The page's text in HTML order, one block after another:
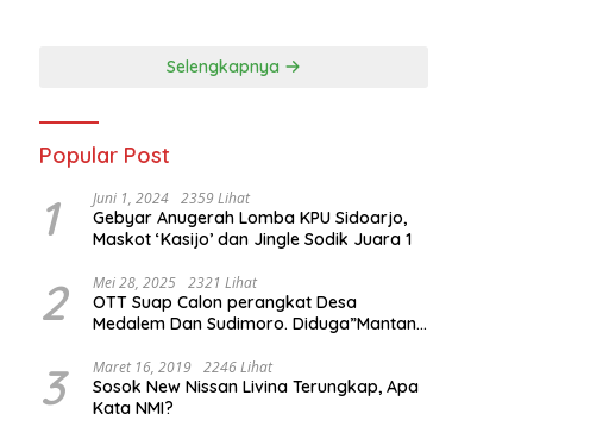
Selengkapnya
Popular Post
1 Juni 1, 2024 2359 Lihat
Gebyar Anugerah Lomba KPU Sidoarjo,
Maskot ‘Kasijo’ dan Jingle Sodik Juara 1
2 Mei 28, 2025 2321 Lihat
OTT Suap Calon perangkat Desa
Medalem Dan Sudimoro. Diduga”Mantan
3 Maret 16, 2019 2246 Lihat
Sosok New Nissan Livina Terungkap, Apa
Kata NMI?